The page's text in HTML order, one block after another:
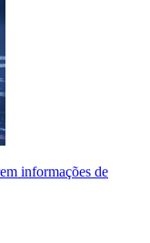
informações de